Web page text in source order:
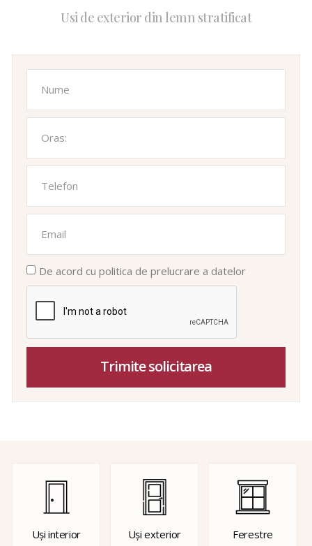
Usi de exterior din lemn stratificat
De acord cu politica de prelucrare a datelor
Trimite solicitarea
Uși interior Uși exterior Ferestre